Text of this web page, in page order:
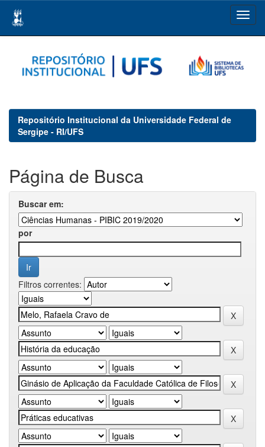
navigation
Repositório Institucional da Universidade Federal de
Sergipe - RI/UFS
Página de Busca
Buscar em:
por
Filtros correntes: